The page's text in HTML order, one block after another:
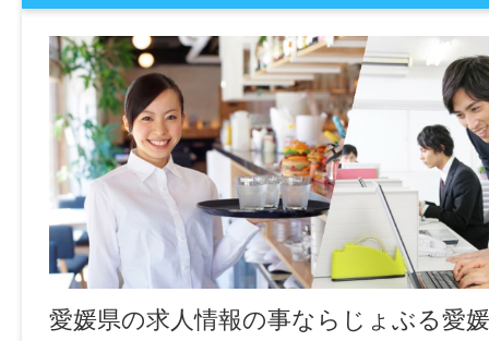
愛媛県の求人情報の事ならじょぶる愛